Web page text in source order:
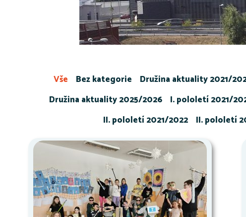
Bez kategorie Družina aktuality 2021/
Družina aktuality 2025/2026
I. pololetí 2021/
II. pololetí 2021/2022
II. pololetí
Vše